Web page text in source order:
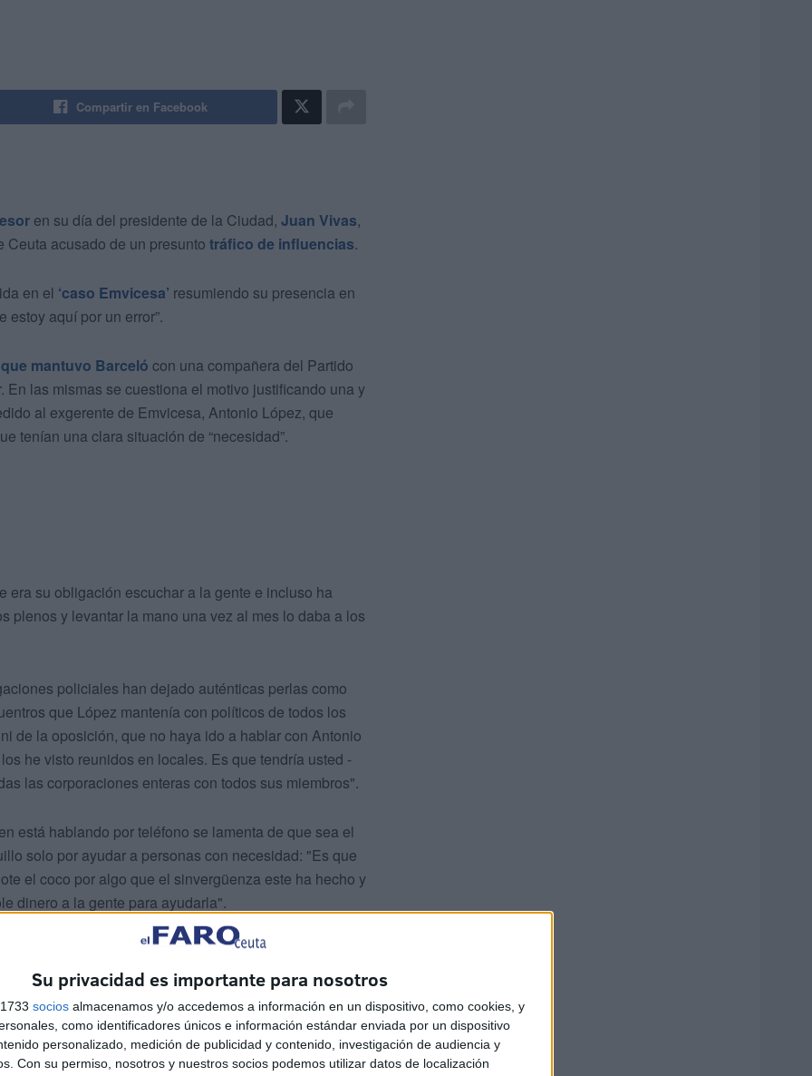
Su privacidad es importante para nosotros
socios almacenamos y/o accedemos a información en un dispositivo, como cookies, y
como identificadores únicos e información estándar enviada por un dispositivo
personalizado, medición de publicidad y contenido, investigación de audiencia y
Con su permiso, nosotros y nuestros socios podemos utilizar datos de localización
Compartir en Facebook
en su día del presidente de la Ciudad, Juan Vivas,
Ceuta acusado de un presunto tráfico de influencias.
en el ‘caso Emvicesa’ resumiendo su presencia en
estoy aquí por un error”.
mantuvo Barceló con una compañera del Partido
las mismas se cuestiona el motivo justificando una y
al exgerente de Emvicesa, Antonio López, que
tenían una clara situación de “necesidad”.
su obligación escuchar a la gente e incluso ha
plenos y levantar la mano una vez al mes lo daba a los
policiales han dejado auténticas perlas como
que López mantenía con políticos de todos los
de la oposición, que no haya ido a hablar con Antonio
he visto reunidos en locales. Es que tendría usted -
las corporaciones enteras con todos sus miembros".
está hablando por teléfono se lamenta de que sea el
solo por ayudar a personas con necesidad: "Es que
el coco por algo que el sinvergüenza este ha hecho y
dinero a la gente para ayudarla".
que el exasesor de Vivas reconoce que le había